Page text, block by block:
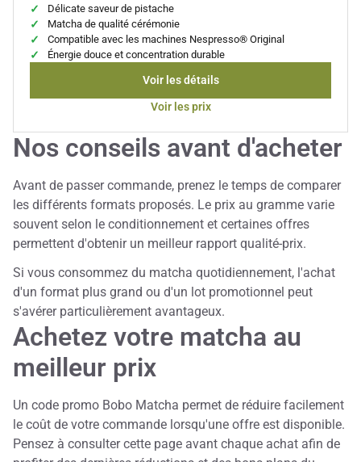
Délicate saveur de pistache
Matcha de qualité cérémonie
Compatible avec les machines Nespresso® Original
Énergie douce et concentration durable
Voir les détails
Voir les prix
Nos conseils avant d'acheter
Avant de passer commande, prenez le temps de comparer
les différents formats proposés. Le prix au gramme varie
souvent selon le conditionnement et certaines offres
permettent d'obtenir un meilleur rapport qualité-prix.
Si vous consommez du matcha quotidiennement, l'achat
d'un format plus grand ou d'un lot promotionnel peut
s'avérer particulièrement avantageux.
Achetez votre matcha au
meilleur prix
Un code promo Bobo Matcha permet de réduire facilement
le coût de votre commande lorsqu'une offre est disponible.
Pensez à consulter cette page avant chaque achat afin de